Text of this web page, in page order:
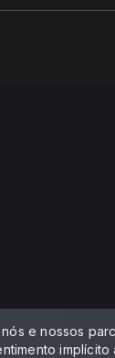
e nossos